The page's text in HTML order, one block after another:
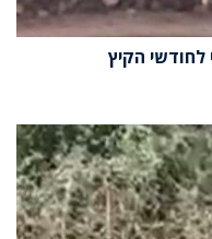
הקיץ